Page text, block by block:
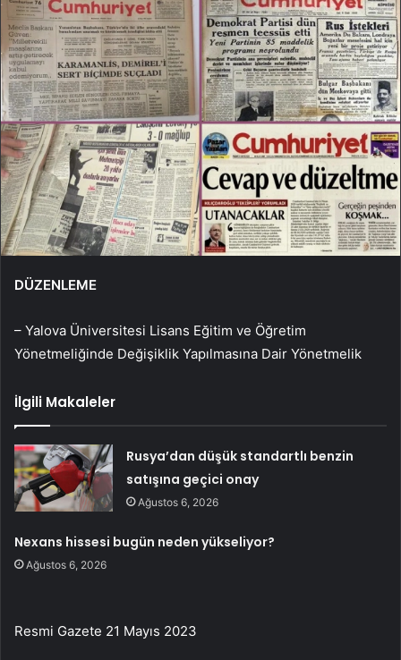
DÜZENLEME
– Yalova Üniversitesi Lisans Eğitim ve Öğretim
Yönetmeliğinde Değişiklik Yapılmasına Dair Yönetmelik
İlgili Makaleler
Rusya’dan düşük standartlı benzin
satışına geçici onay
Ağustos 6, 2026
Nexans hissesi bugün neden yükseliyor?
Ağustos 6, 2026
Resmi Gazete 21 Mayıs 2023